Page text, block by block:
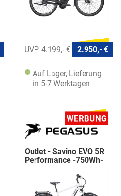
4.199,- € 2.950,- €
Auf Lager, Lieferung
in 5-7 Werktagen
Outlet - Savino EVO 5R
Performance -750Wh-